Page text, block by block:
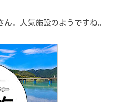
。人気施設のようですね。